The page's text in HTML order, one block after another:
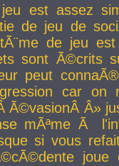
est assez
de jeu de
de jeu
sont Ã©crits
peut
car
Ã©vasionÂ Â»
mÃªme Ã
si vous